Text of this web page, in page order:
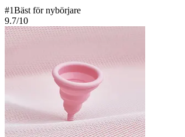
#1Bäst för nybörjare
9.7/10